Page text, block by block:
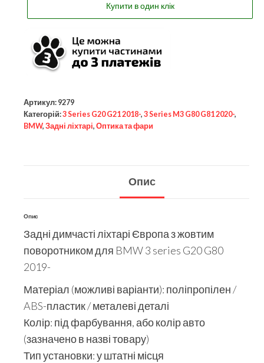
Купити в один клік
Артикул: 9279
Категорій:3 Series G20 G21 2018-, 3 Series M3 G80 G81 2020-,
BMW, Задні ліхтарі, Оптика та фари
Опис
Опис
Задні димчасті ліхтарі Європа з жовтим
поворотником для BMW 3 series G20 G80
2019-
Матеріал (можливі варіанти): поліпропілен /
ABS-пластик / металеві деталі
Колір: під фарбування, або колір авто
(зазначено в назві товару)
Тип установки: у штатні місця